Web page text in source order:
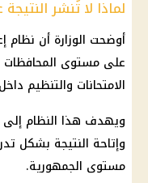
لماذا لا تُنشر
أوضحت الوزارة أن نظام
على مستوى المحافظات
الامتحانات والتنظيم
ويهدف هذا النظام إلى
وإتاحة النتيجة بشكل
مستوى الجمهورية.